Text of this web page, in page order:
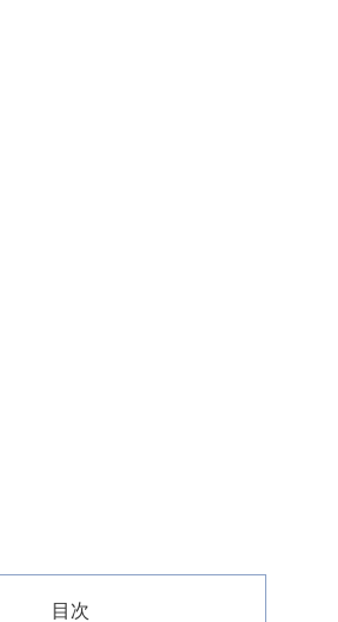
目次